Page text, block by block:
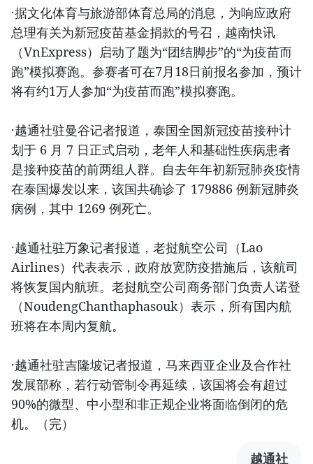
·据文化体育与旅游部体育总局的消息，为响应政府
总理有关为新冠疫苗基金捐款的号召，越南快讯
（VnExpress）启动了题为“团结脚步”的“为疫苗而
跑”模拟赛跑。参赛者可在7月18日前报名参加，预计
将有约1万人参加“为疫苗而跑”模拟赛跑。
·越通社驻曼谷记者报道，泰国全国新冠疫苗接种计
划于 6 月 7 日正式启动，老年人和基础性疾病患者
是接种疫苗的前两组人群。自去年年初新冠肺炎疫情
在泰国爆发以来，该国共确诊了 179886 例新冠肺炎
病例，其中 1269 例死亡。
·越通社驻万象记者报道，老挝航空公司（Lao
Airlines）代表表示，政府放宽防疫措施后，该航司
将恢复国内航班。老挝航空公司商务部门负责人诺登
（NoudengChanthaphasouk）表示，所有国内航
班将在本周内复航。
·越通社驻吉隆坡记者报道，马来西亚企业及合作社
发展部称，若行动管制令再延续，该国将会有超过
90%的微型、中小型和非正规企业将面临倒闭的危
机。（完）
越通社